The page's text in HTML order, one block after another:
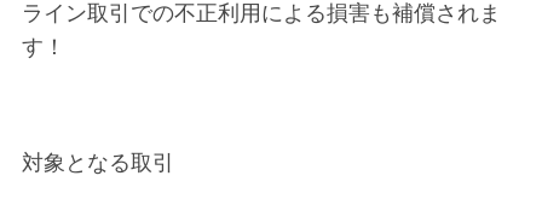
ライン取引での不正利用による損害も補償されま
す！
対象となる取引